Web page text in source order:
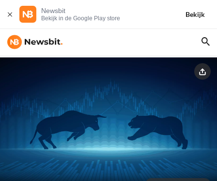
Newsbit
Bekijk in de Google Play store
Bekijk